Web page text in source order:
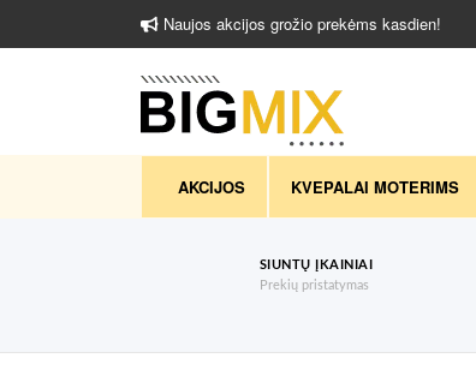
Naujos akcijos grožio prekėms kasdien!
AKCIJOS KVEPALAI MOTERIMS
SIUNTŲ ĮKAINIAI
Prekių pristatymas